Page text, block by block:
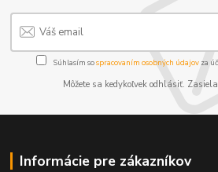
Súhlasím sospracovaním osobných údajov za
Môžete sa kedykoľvek odhlásiť.
Informácie pre zákazníkov